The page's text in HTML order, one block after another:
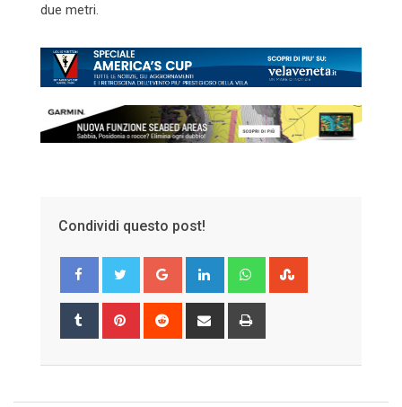
due metri.
Condividi questo post!
Google+ LinkedIn Whatsapp
Tumblr Pinterest Reddit
Share